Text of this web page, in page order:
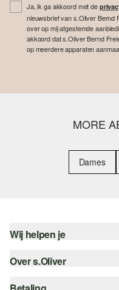
Ja, ik ga akkoord met de
nieuwsbrief van s.Oliver Bernd
over op mij afgestemde
akkoord dat s.Oliver Bernd
op meerdere apparaten
MORE
Dames
Wij helpen je
Help - FAQ
Maattabel
Over s.Oliver
Nieuwsbrief